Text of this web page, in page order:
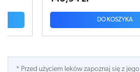
* Przed użyciem leków zapoznaj się z